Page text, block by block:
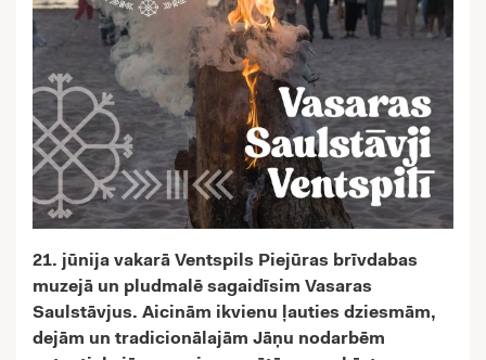
21. jūnija vakarā Ventspils Piejūras brīvdabas
muzejā un pludmalē sagaidīsim Vasaras
Saulstāvjus. Aicinām ikvienu ļauties dziesmām,
dejām un tradicionālajām Jāņu nodarbēm